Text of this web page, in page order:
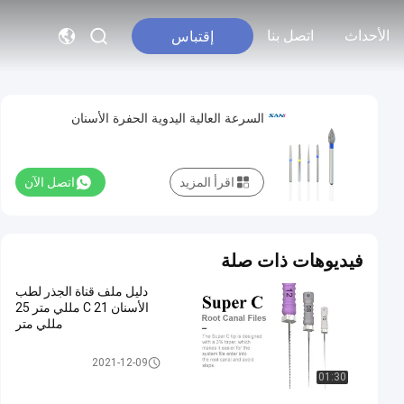
الأحداث اتصل بنا إقتباس
السرعة العالية اليدوية الحفرة الأسنان
اتصل الآن اقرأ المزيد
فيديوهات ذات صلة
01:30
دليل ملف قناة الجذر لطب
الأسنان C 21 مللي متر 25
مللي متر
ملفات الروتاري إندو2021-12-09